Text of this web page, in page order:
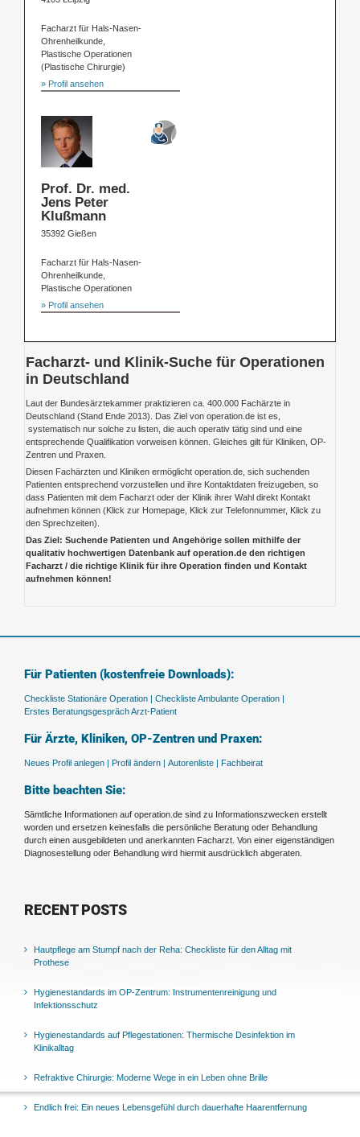
Facharzt für Hals-Nasen-
Ohrenheilkunde,
Plastische Operationen
(Plastische Chirurgie)
» Profil ansehen
Prof. Dr. med.
Jens Peter
Klußmann
35392 Gießen
Facharzt für Hals-Nasen-
Ohrenheilkunde,
Plastische Operationen
» Profil ansehen
Facharzt- und Klinik-Suche für Operationen
in Deutschland
Laut der Bundesärztekammer praktizieren ca. 400.000 Fachärzte in
Deutschland (Stand Ende 2013). Das Ziel von operation.de ist es,
systematisch nur solche zu listen, die auch operativ tätig sind und eine
entsprechende Qualifikation vorweisen können. Gleiches gilt für Kliniken, OP-
Zentren und Praxen.
Diesen Fachärzten und Kliniken ermöglicht operation.de, sich suchenden
Patienten entsprechend vorzustellen und ihre Kontaktdaten freizugeben, so
dass Patienten mit dem Facharzt oder der Klinik ihrer Wahl direkt Kontakt
aufnehmen können (Klick zur Homepage, Klick zur Telefonnummer, Klick zu
den Sprechzeiten).
Das Ziel: Suchende Patienten und Angehörige sollen mithilfe der
qualitativ hochwertigen Datenbank auf operation.de den richtigen
Facharzt / die richtige Klinik für ihre Operation finden und Kontakt
aufnehmen können!
Für Patienten (kostenfreie Downloads):
Checkliste Stationäre Operation | Checkliste Ambulante Operation |
Erstes Beratungsgespräch Arzt-Patient
Für Ärzte, Kliniken, OP-Zentren und Praxen:
Neues Profil anlegen | Profil ändern | Autorenliste | Fachbeirat
Bitte beachten Sie:
Sämtliche Informationen auf operation.de sind zu Informationszwecken erstellt
worden und ersetzen keinesfalls die persönliche Beratung oder Behandlung
durch einen ausgebildeten und anerkannten Facharzt. Von einer eigenständigen
Diagnosestellung oder Behandlung wird hiermit ausdrücklich abgeraten.
RECENT POSTS
Hautpflege am Stumpf nach der Reha: Checkliste für den Alltag mit
Prothese
Hygienestandards im OP-Zentrum: Instrumentenreinigung und
Infektionsschutz
Hygienestandards auf Pflegestationen: Thermische Desinfektion im
Klinikalltag
Refraktive Chirurgie: Moderne Wege in ein Leben ohne Brille
Endlich frei: Ein neues Lebensgefühl durch dauerhafte Haarentfernung